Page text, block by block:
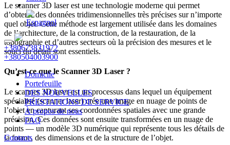
+380673831972
+380504003900
Domicile
Portefeuille
DES NOUVELLES
PRESTATIONS DE SERVICE
À propos de nous
FAQ
Contacts
Le scanner 3D laser est une technologie moderne qui permet
d’obtenir des données tridimensionnelles très précises sur n’importe
quel objet. Cette méthode est largement utilisée dans les domaines
de l’architecture, de la construction, de la restauration, de la
topographie et d’autres secteurs où la précision des mesures et le
souci du détail sont essentiels.
Qu’est-ce que le Scanner 3D Laser ?
Le scanner 3D laser est un processus dans lequel un équipement
spécialisé (scanner laser) crée une image en nuage de points de
l’objet en capturant ses coordonnées spatiales avec une grande
précision. Ces données sont ensuite transformées en un nuage de
points — un modèle 3D numérique qui représente tous les détails de
la forme, des dimensions et de la structure de l’objet.